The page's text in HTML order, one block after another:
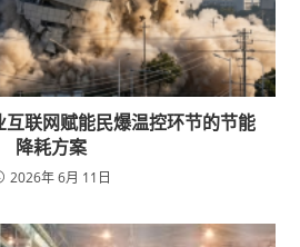
联网赋能民爆温控环节的节能
降耗方案
2026年 6月 11日